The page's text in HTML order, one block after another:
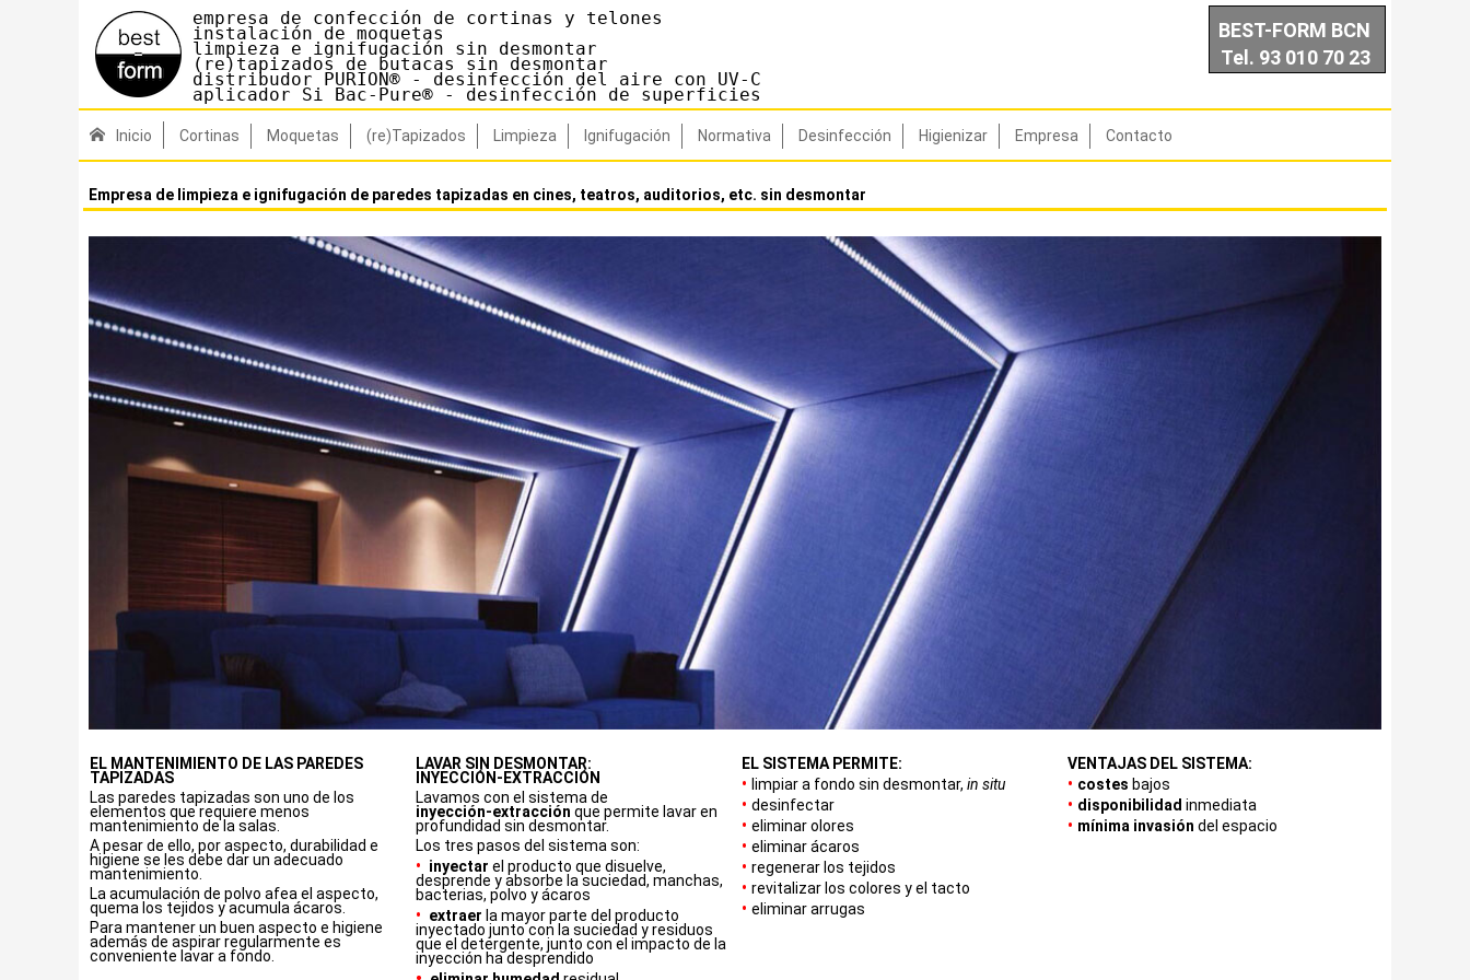
empresa de confección de cortinas y telones
instalación de moquetas
limpieza e ignifugación sin desmontar
(re)tapizados de butacas sin desmontar
distribudor PURION® - desinfección del aire con UV-C
aplicador Si Bac-Pure® - desinfección de superficies
BEST-FORM BCN
Tel. 93 010 70 23
Inicio Cortinas Moquetas (re)Tapizados Limpieza Ignifugación Normativa Desinfección Higienizar Empresa Contacto
Empresa de limpieza e ignifugación de paredes tapizadas en cines, teatros, auditorios, etc. sin desmontar
EL MANTENIMIENTO DE LAS PAREDES
TAPIZADAS
Las paredes tapizadas son uno de los
elementos que requiere menos
mantenimiento de la salas.
A pesar de ello, por aspecto, durabilidad e
higiene se les debe dar un adecuado
mantenimiento.
La acumulación de polvo afea el aspecto,
quema los tejidos y acumula ácaros.
Para mantener un buen aspecto e higiene
además de aspirar regularmente es
conveniente lavar a fondo.
LAVAR SIN DESMONTAR:
INYECCIÓN-EXTRACCIÓN
Lavamos con el sistema de
inyección-extracción que permite lavar en
profundidad sin desmontar.
Los tres pasos del sistema son:
• inyectar el producto que disuelve,
desprende y absorbe la suciedad, manchas,
bacterias, polvo y ácaros
• extraer la mayor parte del producto
inyectado junto con la suciedad y residuos
que el detergente, junto con el impacto de la
inyección ha desprendido
EL SISTEMA PERMITE:
• limpiar a fondo sin desmontar, in situ
• desinfectar
• eliminar olores
• eliminar ácaros
• regenerar los tejidos
• revitalizar los colores y el tacto
• eliminar arrugas
VENTAJAS DEL SISTEMA:
• costes bajos
• disponibilidad inmediata
• mínima invasión del espacio